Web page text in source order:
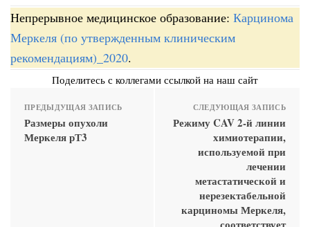
Непрерывное медицинское образование: Карцинома
Меркеля (по утвержденным клиническим
рекомендациям)_2020.
Поделитесь с коллегами ссылкой на наш сайт
ПРЕДЫДУЩАЯ ЗАПИСЬ
Размеры опухоли
Меркеля рТ3
СЛЕДУЮЩАЯ ЗАПИСЬ
Режиму CAV 2-й линии
химиотерапии,
используемой при
лечении
метастатической и
нерезектабельной
карциномы Меркеля,